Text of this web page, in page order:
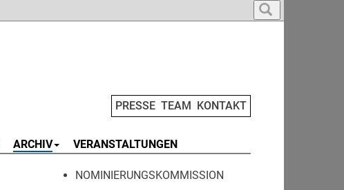
PRESSE TEAM KONTAKT
ARCHIV VERANSTALTUNGEN
NOMINIERUNGSKOMMISSION